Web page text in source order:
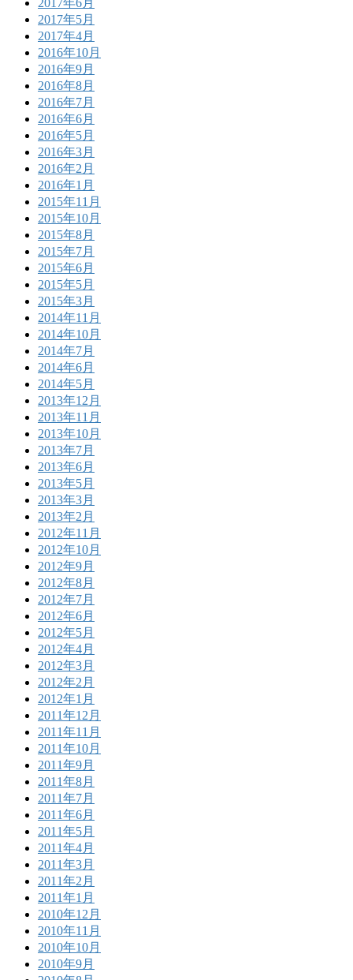
2017年6月
2017年5月
2017年4月
2016年10月
2016年9月
2016年8月
2016年7月
2016年6月
2016年5月
2016年3月
2016年2月
2016年1月
2015年11月
2015年10月
2015年8月
2015年7月
2015年6月
2015年5月
2015年3月
2014年11月
2014年10月
2014年7月
2014年6月
2014年5月
2013年12月
2013年11月
2013年10月
2013年7月
2013年6月
2013年5月
2013年3月
2013年2月
2012年11月
2012年10月
2012年9月
2012年8月
2012年7月
2012年6月
2012年5月
2012年4月
2012年3月
2012年2月
2012年1月
2011年12月
2011年11月
2011年10月
2011年9月
2011年8月
2011年7月
2011年6月
2011年5月
2011年4月
2011年3月
2011年2月
2011年1月
2010年12月
2010年11月
2010年10月
2010年9月